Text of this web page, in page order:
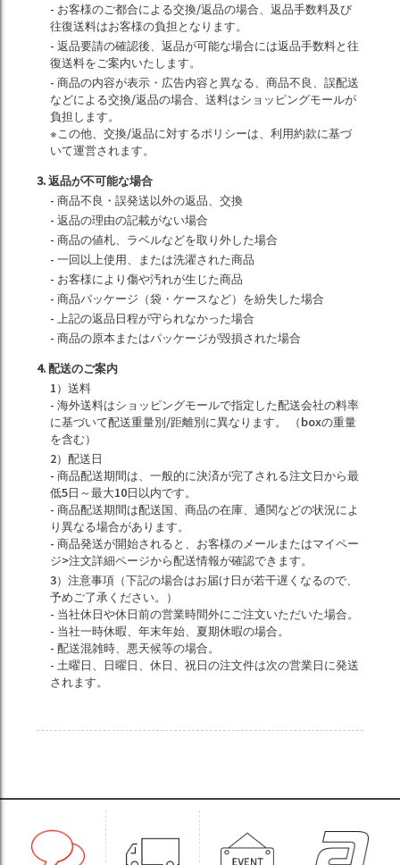
- お客様のご都合による交換/返品の場合、返品手数料及び
往復送料はお客様の負担となります。
- 返品要請の確認後、返品が可能な場合には返品手数料と往
復送料をご案内いたします。
- 商品の内容が表示・広告内容と異なる、商品不良、誤配送
などによる交換/返品の場合、送料はショッピングモールが
負担します。
※この他、交換/返品に対するポリシーは、利用約款に基づ
いて運営されます。
3. 返品が不可能な場合
- 商品不良・誤発送以外の返品、交換
- 返品の理由の記載がない場合
- 商品の値札、ラベルなどを取り外した場合
- 一回以上使用、または洗濯された商品
- お客様により傷や汚れが生じた商品
- 商品パッケージ（袋・ケースなど）を紛失した場合
- 上記の返品日程が守られなかった場合
- 商品の原本またはパッケージが毀損された場合
4. 配送のご案内
1）送料
- 海外送料はショッピングモールで指定した配送会社の料率
に基づいて配送重量別/距離別に異なります。 （boxの重量
を含む）
2）配送日
- 商品配送期間は、一般的に決済が完了される注文日から最
低5日～最大10日以内です。
- 商品配送期間は配送国、商品の在庫、通関などの状況によ
り異なる場合があります。
- 商品発送が開始されると、お客様のメールまたはマイペー
ジ>注文詳細ページから配送情報が確認できます。
3）注意事項（下記の場合はお届け日が若干遅くなるので、
予めご了承ください。）
- 当社休日や休日前の営業時間外にご注文いただいた場合。
- 当社一時休暇、年末年始、夏期休暇の場合。
- 配送混雑時、悪天候等の場合。
- 土曜日、日曜日、休日、祝日の注文件は次の営業日に発送
されます。